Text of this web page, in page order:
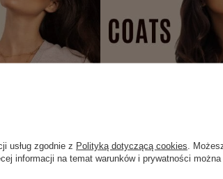
usług zgodnie z Polityką dotyczącą cookies .
informacji na temat warunków i prywatności